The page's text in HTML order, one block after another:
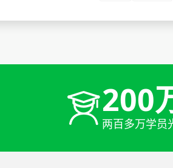
200
两百多万学员